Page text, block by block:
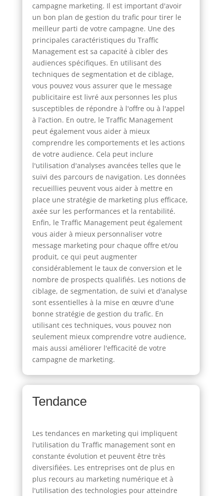
campagne marketing. Il est important d'avoir
un bon plan de gestion du trafic pour tirer le
meilleur parti de votre campagne. Une des
principales caractéristiques du Traffic
Management est sa capacité à cibler des
audiences spécifiques. En utilisant des
techniques de segmentation et de ciblage,
vous pouvez vous assurer que le message
publicitaire est livré aux personnes les plus
susceptibles de répondre à l'offre ou à l'appel
à l'action. En outre, le Traffic Management
peut également vous aider à mieux
comprendre les comportements et les actions
de votre audience. Cela peut inclure
l'utilisation d'analyses avancées telles que le
suivi des parcours de navigation. Les données
recueillies peuvent vous aider à mettre en
place une stratégie de marketing plus efficace,
axée sur les performances et la rentabilité.
Enfin, le Traffic Management peut également
vous aider à mieux personnaliser votre
message marketing pour chaque offre et/ou
produit, ce qui peut augmenter
considérablement le taux de conversion et le
nombre de prospects qualifiés. Les notions de
ciblage, de segmentation, de suivi et d'analyse
sont essentielles à la mise en œuvre d'une
bonne stratégie de gestion du trafic. En
utilisant ces techniques, vous pouvez non
seulement mieux comprendre votre audience,
mais aussi améliorer l'efficacité de votre
campagne de marketing.
Tendance
Les tendances en marketing qui impliquent
l'utilisation du Traffic management sont en
constante évolution et peuvent être très
diversifiées. Les entreprises ont de plus en
plus recours au marketing numérique et à
l'utilisation des technologies pour atteindre